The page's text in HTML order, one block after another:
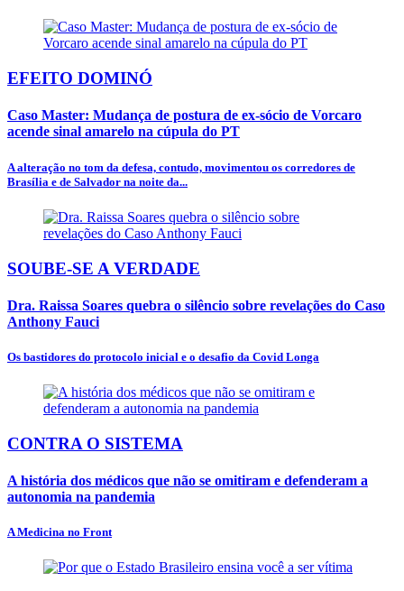
EFEITO DOMINÓ
Caso Master: Mudança de postura de ex-sócio de Vorcaro
acende sinal amarelo na cúpula do PT
A alteração no tom da defesa, contudo, movimentou os corredores de
Brasília e de Salvador na noite da...
SOUBE-SE A VERDADE
Dra. Raissa Soares quebra o silêncio sobre revelações do Caso
Anthony Fauci
Os bastidores do protocolo inicial e o desafio da Covid Longa
CONTRA O SISTEMA
A história dos médicos que não se omitiram e defenderam a
autonomia na pandemia
A Medicina no Front